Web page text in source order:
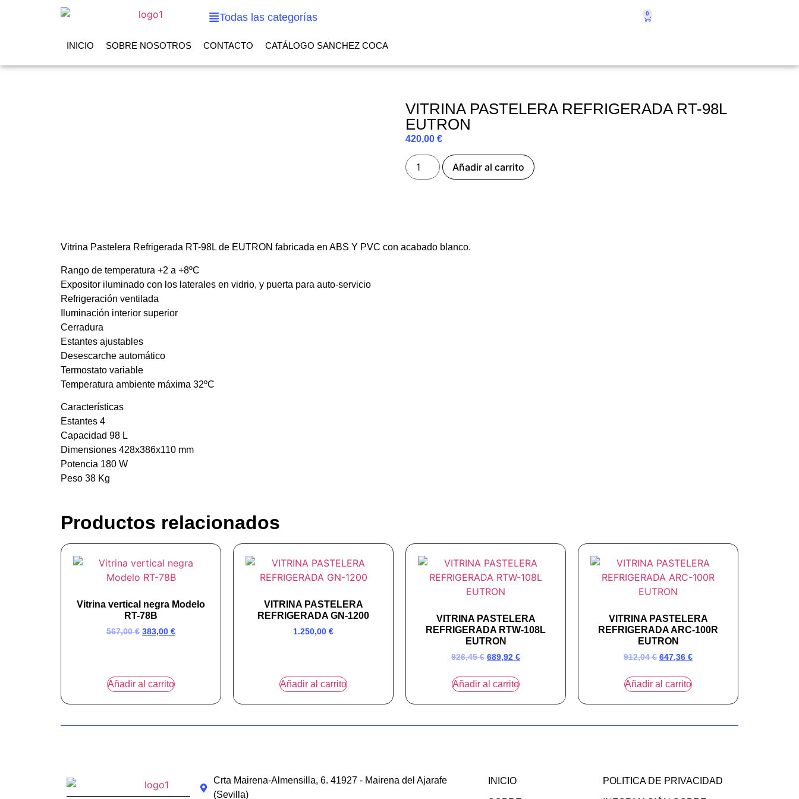
Todas las categorías 0
INICIO SOBRE NOSOTROS CONTACTO CATÁLOGO SANCHEZ COCA
VITRINA PASTELERA REFRIGERADA RT-98L
EUTRON
420,00 €
Añadir al carrito
Vitrina Pastelera Refrigerada RT-98L de EUTRON fabricada en ABS Y PVC con acabado blanco.
Rango de temperatura +2 a +8ºC
Expositor iluminado con los laterales en vidrio, y puerta para auto-servicio
Refrigeración ventilada
Iluminación interior superior
Cerradura
Estantes ajustables
Desescarche automático
Termostato variable
Temperatura ambiente máxima 32ºC
Características
Estantes 4
Capacidad 98 L
Dimensiones 428x386x110 mm
Potencia 180 W
Peso 38 Kg
Productos relacionados
Vitrina vertical negra Modelo
RT-78B
567,00€ 383,00 €
Añadir al carrito
VITRINA PASTELERA
REFRIGERADA GN-1200
1.250,00 €
Añadir al carrito
VITRINA PASTELERA
REFRIGERADA RTW-108L
EUTRON
926,45€ 689,92 €
Añadir al carrito
VITRINA PASTELERA
REFRIGERADA ARC-100R
EUTRON
912,04€ 647,36 €
Añadir al carrito
Crta Mairena-Almensilla, 6. 41927 - Mairena del Ajarafe
(Sevilla)
INICIO POLITICA DE PRIVACIDAD